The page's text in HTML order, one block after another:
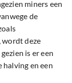
miners een
de
wordt deze
is er een
en een